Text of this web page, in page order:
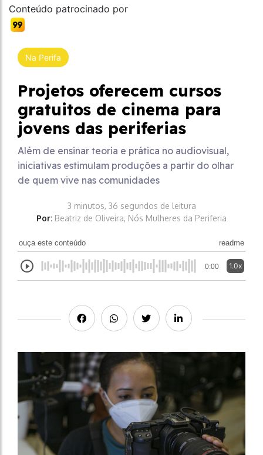
Conteúdo patrocinado por
Na Perifa
Projetos oferecem cursos
gratuitos de cinema para
jovens das periferias
Além de ensinar teoria e prática no audiovisual,
iniciativas estimulam produções a partir do olhar
de quem vive nas comunidades
3 minutos, 36 segundos de leitura
Por: Beatriz de Oliveira, Nós Mulheres da Periferia
ouça este conteúdo readme
0:00 1.0x